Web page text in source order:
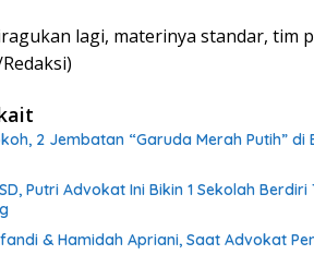
lagi, materinya standar,
2 Jembatan “Garuda Merah Putih”
Putri Advokat Ini Bikin 1 Sekolah
& Hamidah Apriani, Saat Advokat